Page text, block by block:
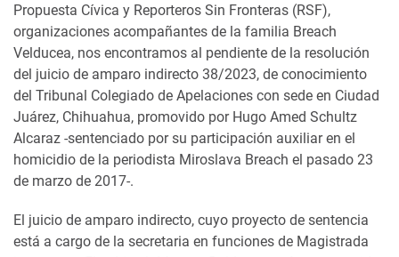
Propuesta Cívica y Reporteros Sin Fronteras (RSF),
organizaciones acompañantes de la familia Breach
Velducea, nos encontramos al pendiente de la resolución
del juicio de amparo indirecto 38/2023, de conocimiento
del Tribunal Colegiado de Apelaciones con sede en Ciudad
Juárez, Chihuahua, promovido por Hugo Amed Schultz
Alcaraz -sentenciado por su participación auxiliar en el
homicidio de la periodista Miroslava Breach el pasado 23
de marzo de 2017-.
El juicio de amparo indirecto, cuyo proyecto de sentencia
está a cargo de la secretaria en funciones de Magistrada